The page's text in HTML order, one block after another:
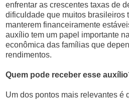
enfrentar as crescentes taxas de
dificuldade que muitos brasileiros
manterem financeiramente
auxílio tem um papel importante
econômica das famílias que
rendimentos.
Quem pode receber esse
Um dos pontos mais relevantes é